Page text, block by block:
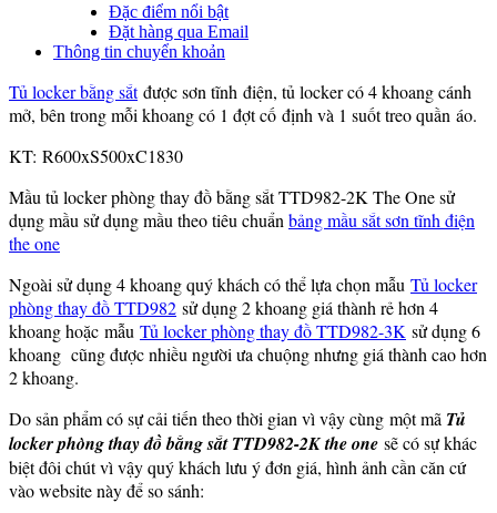
Đặc điểm nổi bật
Đặt hàng qua Email
Thông tin chuyển khoản
Tủ locker bằng sắtđược sơn tĩnh điện, tủ locker có 4 khoang cánh
mở, bên trong mỗi khoang có 1 đợt cố định và 1 suốt treo quần áo.
KT: R600xS500xC1830
Mầu tủ locker phòng thay đồ bằng sắt TTD982-2K The One sử
dụng mầu sử dụng mầu theo tiêu chuẩn bảng mầu sắt sơn tĩnh điện
the one
Ngoài sử dụng 4 khoang quý khách có thể lựa chọn mẫu Tủ locker
phòng thay đồ TTD982 sử dụng 2 khoang giá thành rẻ hơn 4
khoang hoặc mẫu Tủ locker phòng thay đồ TTD982-3K sử dụng 6
khoang cũng được nhiều người ưa chuộng nhưng giá thành cao hơn
2 khoang.
Do sản phẩm có sự cải tiến theo thời gian vì vậy cùng một mã Tủ
locker phòng thay đồ bằng sắt TTD982-2K the one sẽ có sự khác
biệt đôi chút vì vậy quý khách lưu ý đơn giá, hình ảnh cần căn cứ
vào website này để so sánh: